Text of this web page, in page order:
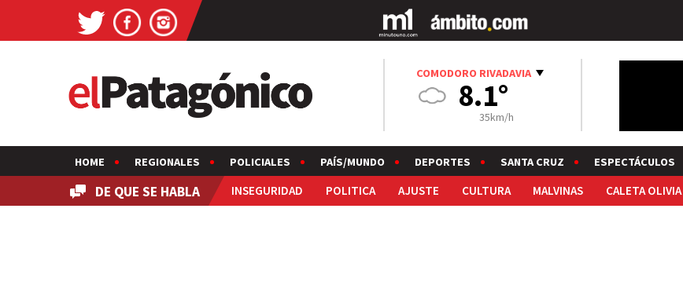
COMODORO RIVADAVIA
8.1°
35km/h
HOME REGIONALES POLICIALES PAÍS/MUNDO DEPORTES SANTA CRUZ ESPECTÁCULOS
DE QUE SE HABLA INSEGURIDAD POLITICA AJUSTE CULTURA MALVINAS CALETA OLIVIA